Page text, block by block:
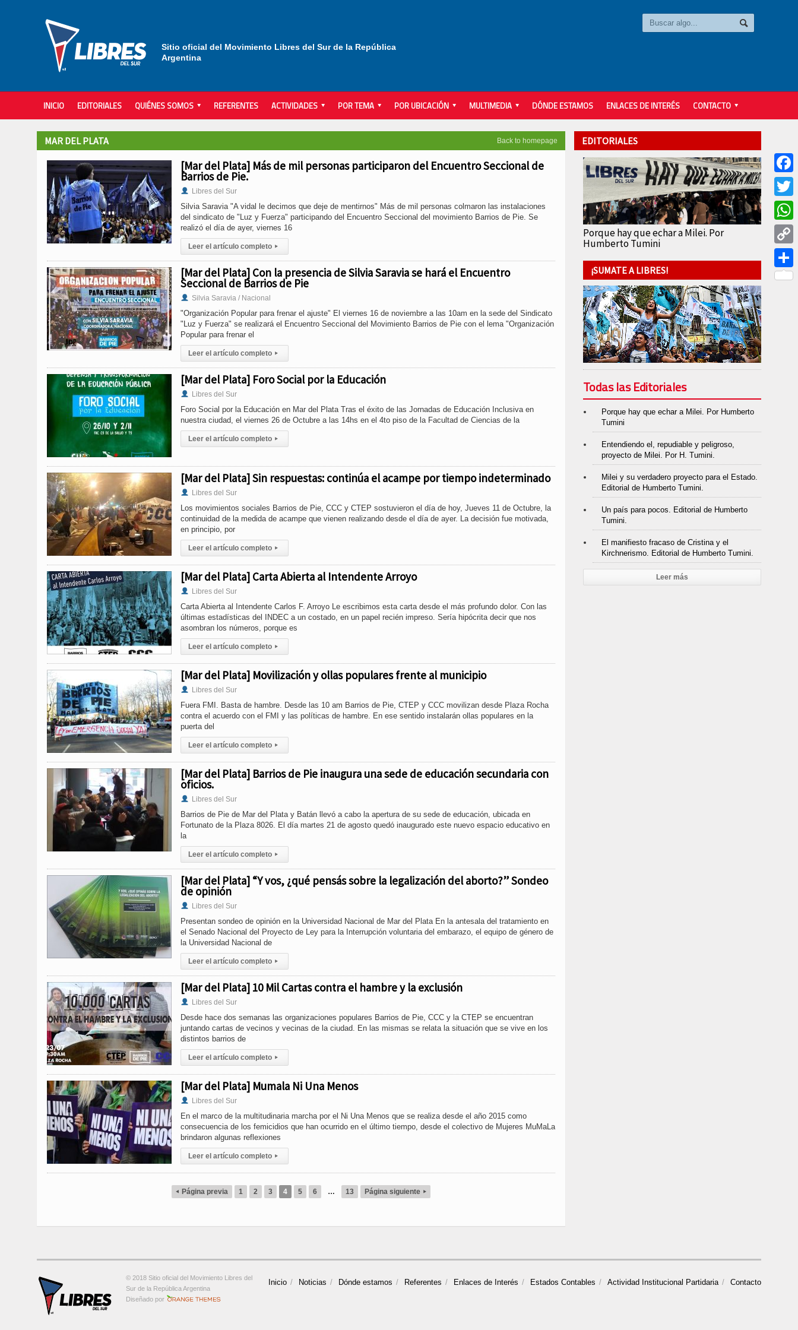
Sitio oficial del Movimiento Libres del Sur de la República
Argentina
INICIO EDITORIALES QUIÉNES SOMOS REFERENTES ACTIVIDADES POR TEMA POR UBICACIÓN MULTIMEDIA DÓNDE ESTAMOS ENLACES DE INTERÉS CONTACTO
Back to homepage
MAR DEL PLATA
[Mar del Plata] Más de mil personas participaron del Encuentro Seccional de
Barrios de Pie.
Libres del Sur
Silvia Saravia "A vidal le decimos que deje de mentirnos" Más de mil personas colmaron las instalaciones
del sindicato de "Luz y Fuerza" participando del Encuentro Seccional del movimiento Barrios de Pie. Se
realizó el día de ayer, viernes 16
Leer el artículo completo ▸
[Mar del Plata] Con la presencia de Silvia Saravia se hará el Encuentro
Seccional de Barrios de Pie
Silvia Saravia / Nacional
"Organización Popular para frenar el ajuste" El viernes 16 de noviembre a las 10am en la sede del Sindicato
"Luz y Fuerza" se realizará el Encuentro Seccional del Movimiento Barrios de Pie con el lema "Organización
Popular para frenar el
Leer el artículo completo ▸
[Mar del Plata] Foro Social por la Educación
Libres del Sur
Foro Social por la Educación en Mar del Plata Tras el éxito de las Jornadas de Educación Inclusiva en
nuestra ciudad, el viernes 26 de Octubre a las 14hs en el 4to piso de la Facultad de Ciencias de la
Leer el artículo completo ▸
[Mar del Plata] Sin respuestas: continúa el acampe por tiempo indeterminado
Libres del Sur
Los movimientos sociales Barrios de Pie, CCC y CTEP sostuvieron el día de hoy, Jueves 11 de Octubre, la
continuidad de la medida de acampe que vienen realizando desde el día de ayer. La decisión fue motivada,
en principio, por
Leer el artículo completo ▸
[Mar del Plata] Carta Abierta al Intendente Arroyo
Libres del Sur
Carta Abierta al Intendente Carlos F. Arroyo Le escribimos esta carta desde el más profundo dolor. Con las
últimas estadísticas del INDEC a un costado, en un papel recién impreso. Sería hipócrita decir que nos
asombran los números, porque es
Leer el artículo completo ▸
[Mar del Plata] Movilización y ollas populares frente al municipio
Libres del Sur
Fuera FMI. Basta de hambre. Desde las 10 am Barrios de Pie, CTEP y CCC movilizan desde Plaza Rocha
contra el acuerdo con el FMI y las políticas de hambre. En ese sentido instalarán ollas populares en la
puerta del
Leer el artículo completo ▸
[Mar del Plata] Barrios de Pie inaugura una sede de educación secundaria con
oficios.
Libres del Sur
Barrios de Pie de Mar del Plata y Batán llevó a cabo la apertura de su sede de educación, ubicada en
Fortunato de la Plaza 8026. El día martes 21 de agosto quedó inaugurado este nuevo espacio educativo en
la
Leer el artículo completo ▸
[Mar del Plata] “Y vos, ¿qué pensás sobre la legalización del aborto?” Sondeo
de opinión
Libres del Sur
Presentan sondeo de opinión en la Universidad Nacional de Mar del Plata En la antesala del tratamiento en
el Senado Nacional del Proyecto de Ley para la Interrupción voluntaria del embarazo, el equipo de género de
la Universidad Nacional de
Leer el artículo completo ▸
[Mar del Plata] 10 Mil Cartas contra el hambre y la exclusión
Libres del Sur
Desde hace dos semanas las organizaciones populares Barrios de Pie, CCC y la CTEP se encuentran
juntando cartas de vecinos y vecinas de la ciudad. En las mismas se relata la situación que se vive en los
distintos barrios de
Leer el artículo completo ▸
[Mar del Plata] Mumala Ni Una Menos
Libres del Sur
En el marco de la multitudinaria marcha por el Ni Una Menos que se realiza desde el año 2015 como
consecuencia de los femicidios que han ocurrido en el último tiempo, desde el colectivo de Mujeres MuMaLa
brindaron algunas reflexiones
Leer el artículo completo ▸
◂ Página previa 1 2 3 4 5 6 … 13 Página siguiente ▸
EDITORIALES
Porque hay que echar a Milei. Por
Humberto Tumini
¡SUMATE A LIBRES!
Todas las Editoriales
Porque hay que echar a Milei. Por Humberto
Tumini
Entendiendo el, repudiable y peligroso,
proyecto de Milei. Por H. Tumini.
Milei y su verdadero proyecto para el Estado.
Editorial de Humberto Tumini.
Un país para pocos. Editorial de Humberto
Tumini.
El manifiesto fracaso de Cristina y el
Kirchnerismo. Editorial de Humberto Tumini.
Leer más
Inicio Noticias Dónde estamos Referentes Enlaces de Interés Estados Contables Actividad Institucional Partidaria Contacto
© 2018 Sitio oficial del Movimiento Libres del
Sur de la República Argentina
Diseñado por
Orange-Themes.com
Twitter
Copy
Link